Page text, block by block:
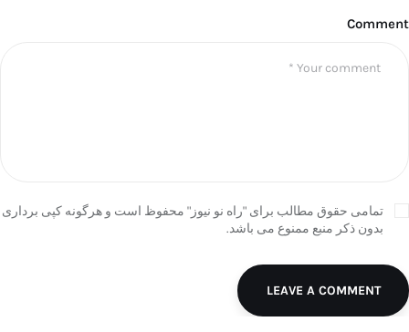
Comment
تمامی حقوق مطالب برای "راه نو نیوز" محفوظ است و هرگونه کپی برداری
بدون ذکر منبع ممنوع می باشد.
LEAVE A COMMENT